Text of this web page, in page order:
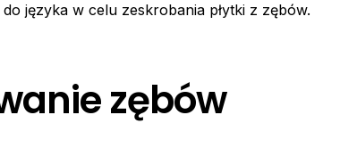
języka w celu zeskrobania płytki z zębów.
zębów